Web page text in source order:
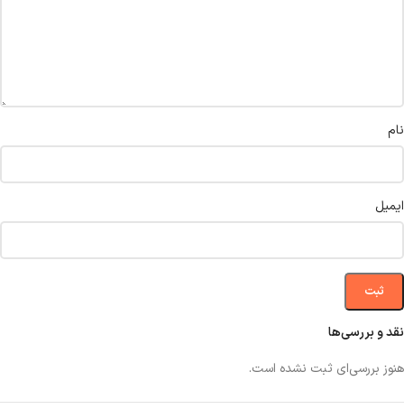
نقد و بررسی‌ها
هنوز بررسی‌ای ثبت نشده است.
نام
ایمیل